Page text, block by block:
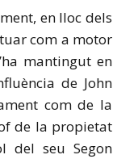
en lloc dels
com a motor
mantingut en
de John
com de la
de la propietat
del seu Segon